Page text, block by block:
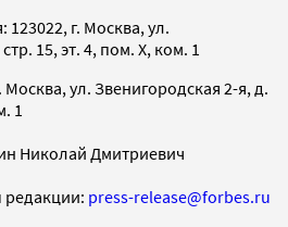
г. Москва, ул.
15, эт. 4, пом. X, ком. 1
ул. Звенигородская 2-я, д.
1
Николай Дмитриевич
редакции: press-release@forbes.ru